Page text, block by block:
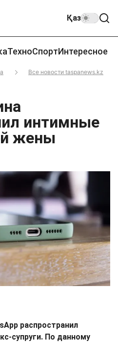
Қаз
ТехноСпортИнтересное
Все новости taspanews.kz
интимные
жены
распространил
супруги. По данному